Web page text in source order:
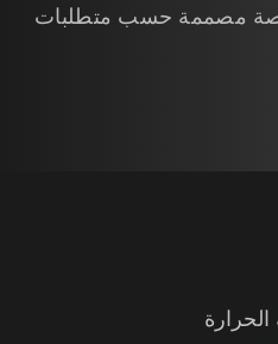
مصممة حسب متطلبات